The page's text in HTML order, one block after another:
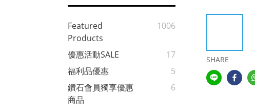
Featured
Products
1006
優惠活動SALE
17
福利品優惠
5
鑽石會員獨享優惠
商品
6
SHARE